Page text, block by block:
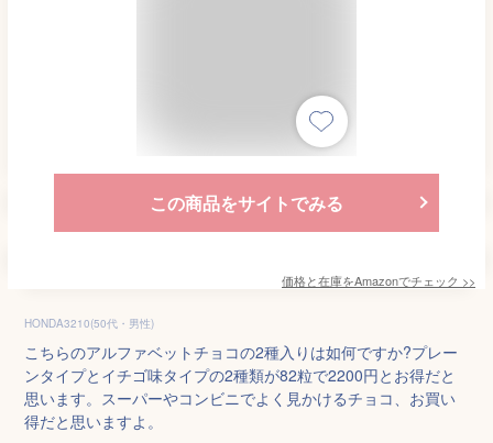
この商品をサイトでみる
価格と在庫をAmazonでチェック >>
HONDA3210(50代・男性)
こちらのアルファベットチョコの2種入りは如何ですか?プレー
ンタイプとイチゴ味タイプの2種類が82粒で2200円とお得だと
思います。スーパーやコンビニでよく見かけるチョコ、お買い
得だと思いますよ。